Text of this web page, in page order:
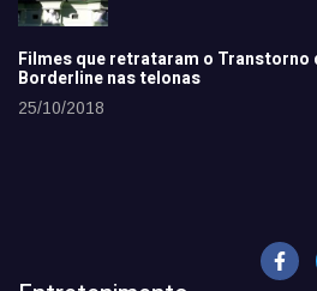
Filmes que retrataram o Transtorno
Borderline nas telonas
25/10/2018